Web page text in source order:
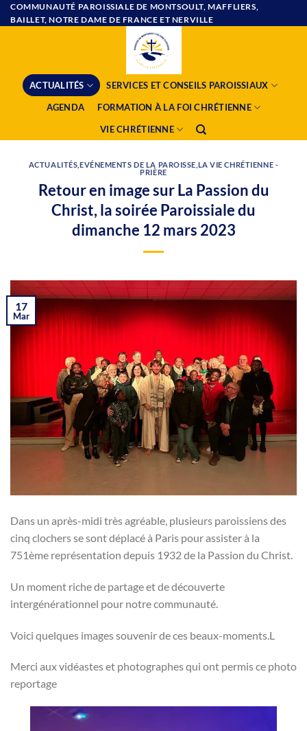
Passer
au
COMMUNAUTÉ PAROISSIALE DE MONTSOULT, MAFFLIERS,
BAILLET, NOTRE DAME DE FRANCE ET NERVILLE
ACTUALITÉS
SERVICES ET CONSEILS PAROISSIAUX
AGENDA
FORMATION À LA FOI CHRÉTIENNE
VIE CHRÉTIENNE
ACTUALITÉS EVÉNEMENTS DE LA PAROISSE LA VIE CHRÉTIENNE -
PRIÈRE
Retour en image sur La Passion du
Christ, la soirée Paroissiale du
dimanche 12 mars 2023
17
Mar
Dans un après-midi très agréable, plusieurs paroissiens des
cinq clochers se sont déplacé à Paris pour assister à la
751ème représentation depuis 1932 de la Passion du Christ.
Un moment riche de partage et de découverte
intergénérationnel pour notre communauté.
Voici quelques images souvenir de ces beaux-moments.L
Merci aux vidéastes et photographes qui ont permis ce photo
reportage